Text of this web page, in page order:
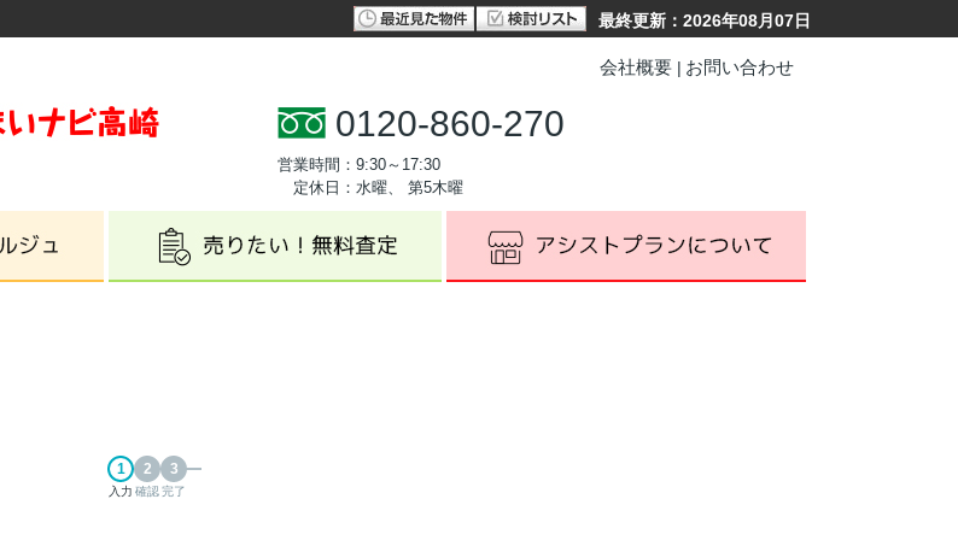
最終更新：2026年08月07日
会社概要 お問い合わせ
0120-860-270
営業時間：9:30～17:30
定休日：水曜、 第5木曜
入力 確認完了